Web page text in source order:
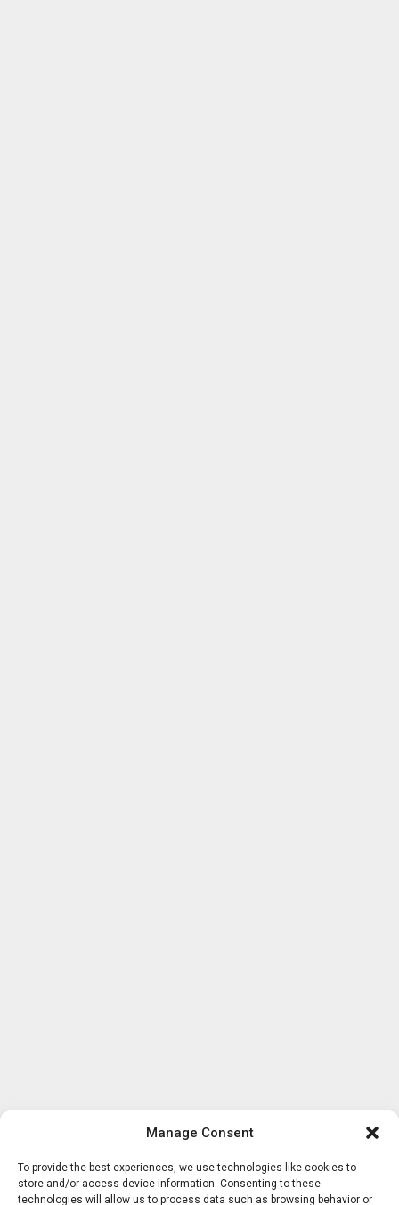
Manage Consent
To provide the best experiences, we use technologies like cookies to
store and/or access device information. Consenting to these
technologies will allow us to process data such as browsing behavior or